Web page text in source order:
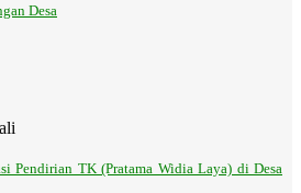
Desa
Pendirian TK (Pratama Widia Laya) di Desa